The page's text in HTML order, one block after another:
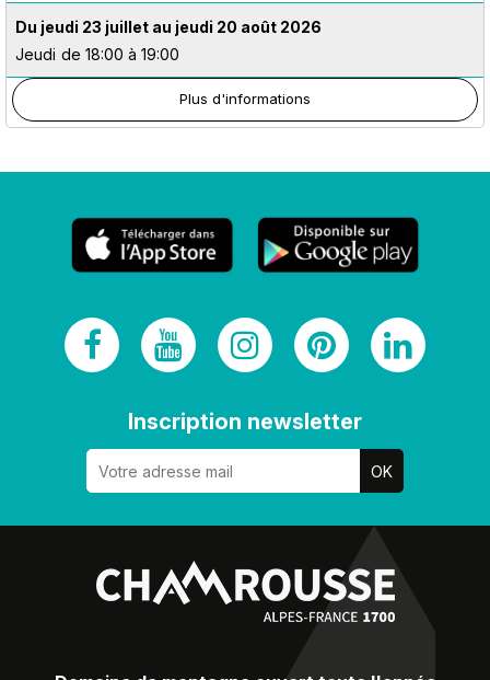
Du jeudi 23 juillet au jeudi 20 août 2026
Jeudi de 18:00 à 19:00
Plus d'informations
Inscription newsletter